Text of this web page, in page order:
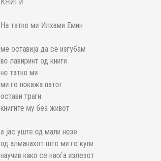
КНИГИ
На татко ми Илхами Емин
ме оставија да се изгубам
во лавиринт од книги
но татко ми
ми го покажа патот
остави траги
книгите му беа живот
а јас уште од мали нозе
од алманахот што ми го купи
научив како се наоѓа излезот